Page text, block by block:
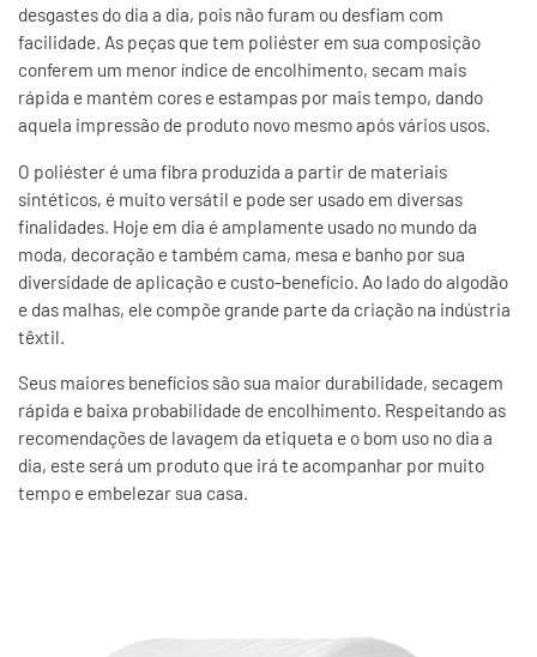
desgastes do dia a dia, pois não furam ou desfiam com
facilidade. As peças que tem poliéster em sua composição
conferem um menor índice de encolhimento, secam mais
rápida e mantém cores e estampas por mais tempo, dando
aquela impressão de produto novo mesmo após vários usos.
O poliéster é uma fibra produzida a partir de materiais
sintéticos, é muito versátil e pode ser usado em diversas
finalidades. Hoje em dia é amplamente usado no mundo da
moda, decoração e também cama, mesa e banho por sua
diversidade de aplicação e custo-benefício. Ao lado do algodão
e das malhas, ele compõe grande parte da criação na indústria
têxtil.
Seus maiores benefícios são sua maior durabilidade, secagem
rápida e baixa probabilidade de encolhimento. Respeitando as
recomendações de lavagem da etiqueta e o bom uso no dia a
dia, este será um produto que irá te acompanhar por muito
tempo e embelezar sua casa.